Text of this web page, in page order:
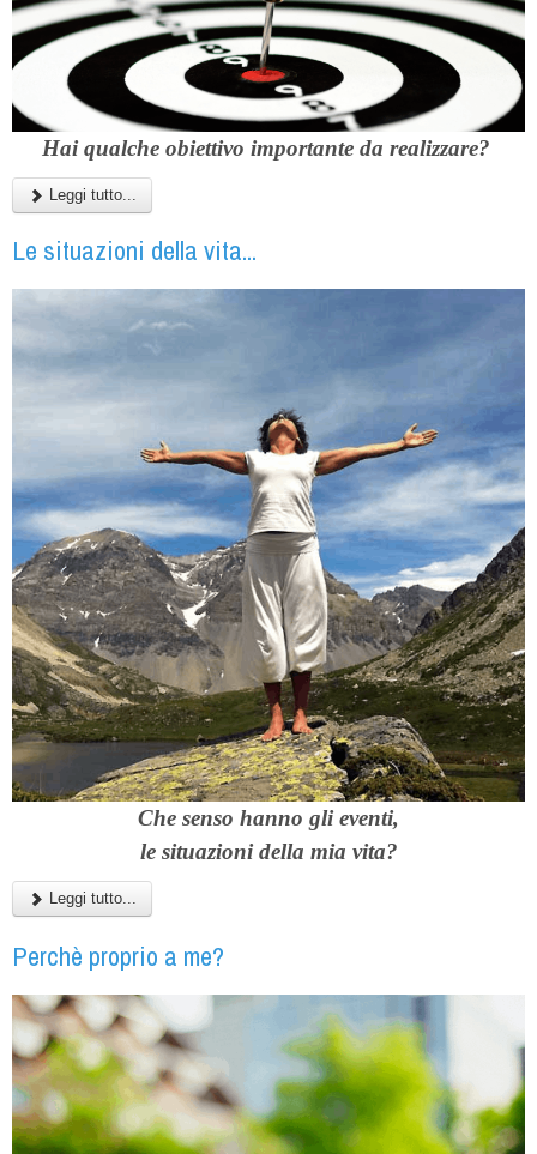
Hai qualche obiettivo importante da realizzare?
Leggi tutto...
Le situazioni della vita...
Che senso hanno gli eventi,
le situazioni della mia vita?
Leggi tutto...
Perchè proprio a me?